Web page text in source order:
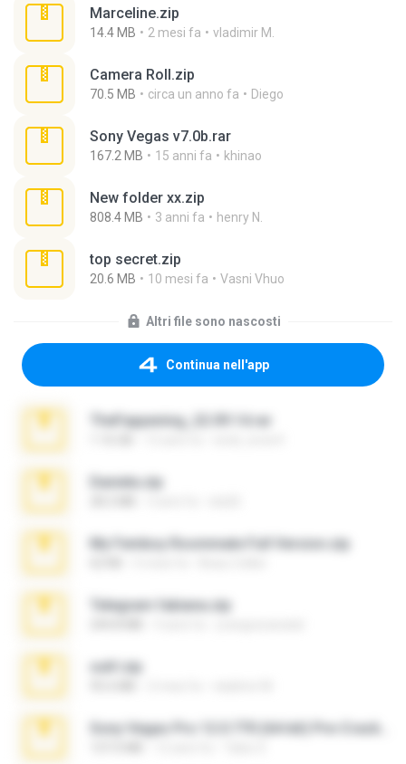
Marceline.zip
14.4 MB 2 mesi fa vladimir M.
Camera Roll.zip
70.5 MB circa un anno fa Diego
Sony Vegas v7.0b.rar
167.2 MB 15 anni fa khinao
New folder xx.zip
808.4 MB 3 anni fa henry N.
top secret.zip
20.6 MB 10 mesi fa Vasni Vhuo
Altri file sono nascosti
Continua nell'app
TheFappening_22.09.14.rar
Daniela.zip
My Femboy Roommate Full Version.zip
Telegram fabiana.zip
ouh!.zip